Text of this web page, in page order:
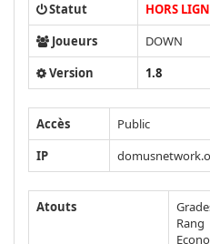
Statut
HORS
Joueurs
DOWN
Version
1.8
Accès
Public
IP
Atouts
Rang